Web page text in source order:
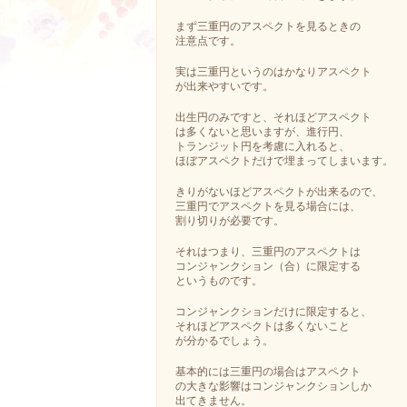
まず三重円のアスペクトを見るときの
注意点です。
実は三重円というのはかなりアスペクト
が出来やすいです。
出生円のみですと、それほどアスペクト
は多くないと思いますが、進行円、
トランジット円を考慮に入れると、
ほぼアスペクトだけで埋まってしまいます。
きりがないほどアスペクトが出来るので、
三重円でアスペクトを見る場合には、
割り切りが必要です。
それはつまり、三重円のアスペクトは
コンジャンクション（合）に限定する
というものです。
コンジャンクションだけに限定すると、
それほどアスペクトは多くないこと
が分かるでしょう。
基本的には三重円の場合はアスペクト
の大きな影響はコンジャンクションしか
出てきません。